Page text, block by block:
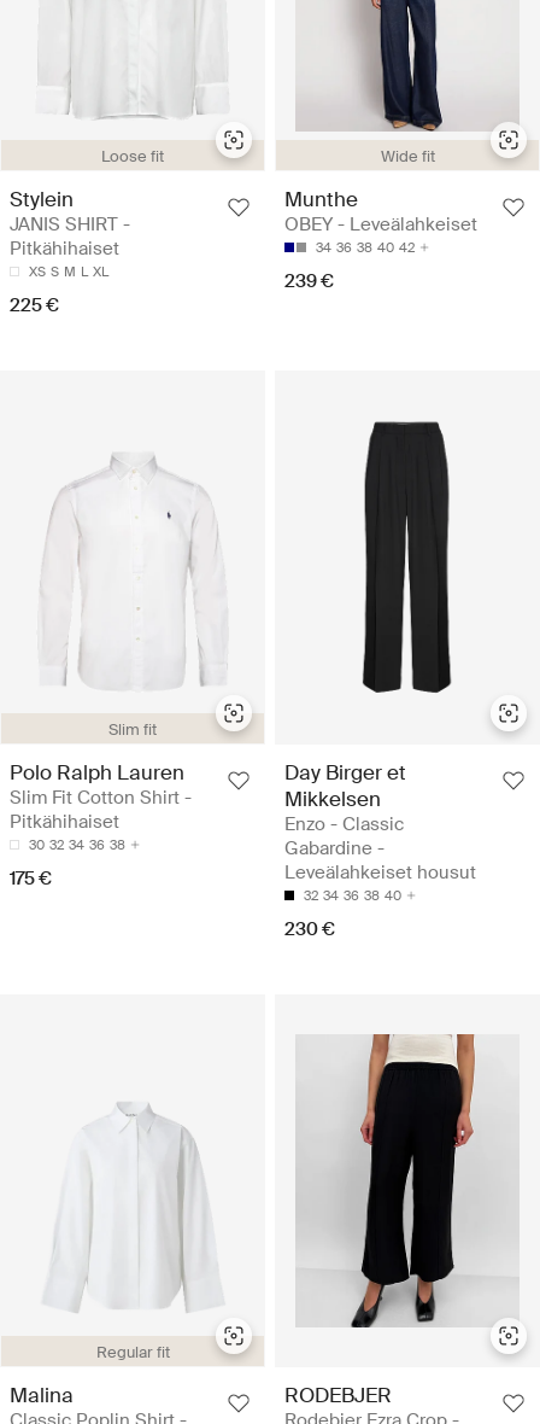
Loose fit
Stylein
JANIS SHIRT -
Pitkähihaiset
XS S M L XL
225 €
Wide fit
Munthe
OBEY - Leveälahkeiset
34 36 38 40 42
239 €
Slim fit
Polo Ralph Lauren
Slim Fit Cotton Shirt -
Pitkähihaiset
30 32 34 36 38
175 €
Day Birger et
Mikkelsen
Enzo - Classic
Gabardine -
Leveälahkeiset housut
32 34 36 38 40
230 €
Regular fit
Malina RODEBJER